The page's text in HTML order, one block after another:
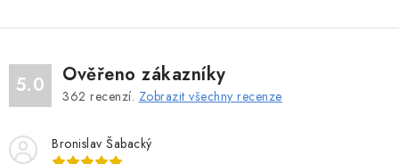
5.0 Ověřeno zákazníky
362 recenzí. Zobrazit všechny recenze
Bronislav Šabacký